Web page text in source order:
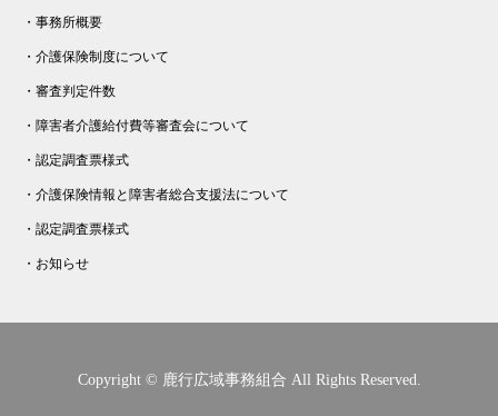
・ 事務所概要
・ 介護保険制度について
・ 審査判定件数
・ 障害者介護給付費等審査会について
・ 認定調査票様式
・ 介護保険情報と障害者総合支援法について
・ 認定調査票様式
・ お知らせ
Copyright © 鹿行広域事務組合 All Rights Reserved.